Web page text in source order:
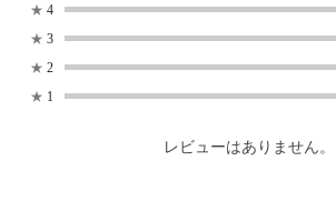
★ 4
★ 3
★ 2
★ 1
レビューはありません。